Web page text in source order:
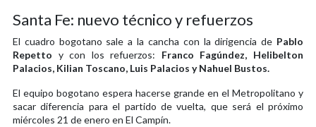
Santa Fe: nuevo técnico y refuerzos
El cuadro bogotano sale a la cancha con la dirigencia de Pablo
Repetto y con los refuerzos: Franco Fagúndez, Helibelton
Palacios, Kilian Toscano, Luis Palacios y Nahuel Bustos.
El equipo bogotano espera hacerse grande en el Metropolitano y
sacar diferencia para el partido de vuelta, que será el próximo
miércoles 21 de enero en El Campín.